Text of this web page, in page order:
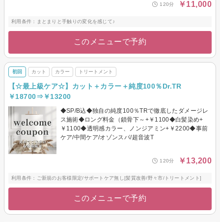
120分 ￥11,000
利用条件：まとまりと手触りの変化を感じて♪
このメニューで予約
初回 カット カラー トリートメント
【☆最上級ケア☆】カット＋カラー＋純度100％Dr.TR
￥18700⇒￥13200
◆SP/B込◆独自の純度100％TRで徹底したダメージレ
ス施術◆ロング料金（鎖骨下～+￥1100◆白髪染め+
￥1100◆透明感カラー、ノンジアミン+￥2200◆事前
ケア/中間ケア/オゾンスパ/超音波T
120分 ￥13,200
利用条件：ご新規のお客様限定/サポートケア無し[髪質改善/野々市/トリートメント]
このメニューで予約